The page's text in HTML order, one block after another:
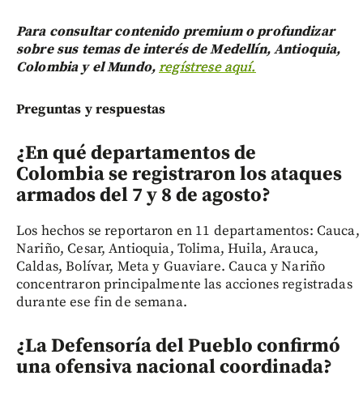
Para consultar contenido premium o profundizar
sobre sus temas de interés de Medellín, Antioquia,
Colombia y el Mundo,regístrese aquí.
Preguntas y respuestas
¿En qué departamentos de
Colombia se registraron los ataques
armados del 7 y 8 de agosto?
Los hechos se reportaron en 11 departamentos: Cauca,
Nariño, Cesar, Antioquia, Tolima, Huila, Arauca,
Caldas, Bolívar, Meta y Guaviare. Cauca y Nariño
concentraron principalmente las acciones registradas
durante ese fin de semana.
¿La Defensoría del Pueblo confirmó
una ofensiva nacional coordinada?